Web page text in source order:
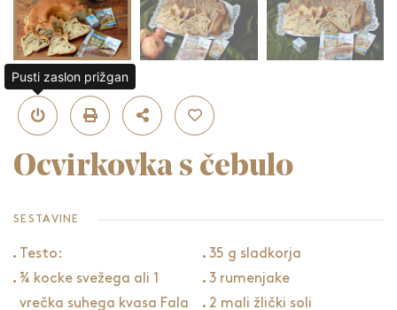
Ocvirkovka s čebulo
SESTAVINE
Testo:
¾ kocke svežega ali 1
vrečka suhega kvasa Fala
35 g sladkorja
3 rumenjake
2 mali žlički soli
Pusti zaslon prižgan